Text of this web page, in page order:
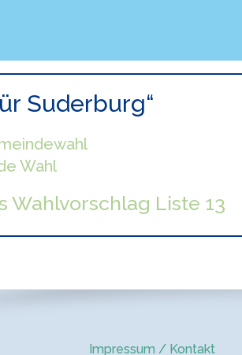
Suderburg“
Wahl
Wahlvorschlag Liste 13
Impressum / Kontakt